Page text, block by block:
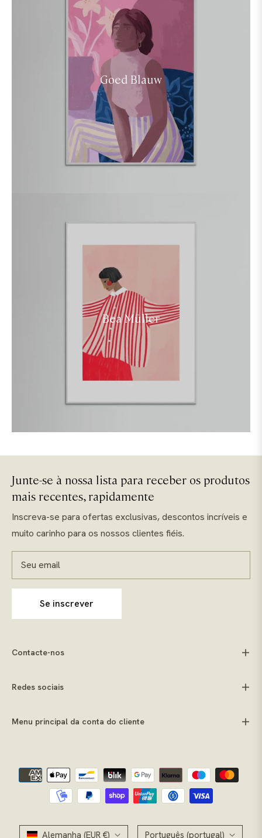
Goed Blauw
Bea Müller
Junte-se à nossa lista para receber os produtos
mais recentes, rapidamente
Inscreva-se para ofertas exclusivas, descontos incríveis e
muito carinho para os nossos clientes fiéis.
Seu email
Se inscrever
Contacte-nos
Redes sociais
Menu principal da conta do cliente
Alemanha (EUR €) Português (portugal)